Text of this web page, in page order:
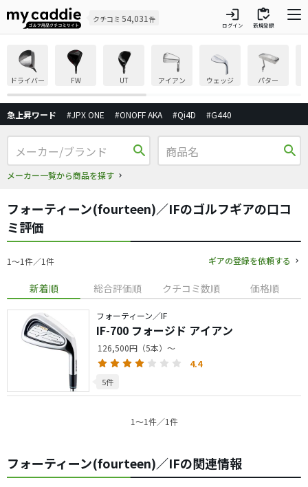
クチコミ 54,031 件 login
ログイン
inventory
新規登録
ドライバー FW UT アイアン ウェッジ パター
急上昇ワード #JPX ONE #ONOFF AKA #Qi4D #G440
search
メーカー一覧から商品を探す
search
フォーティーン(fourteen)／IFのゴルフギアの口コ
ミ評価
1〜1件／1件 ギアの登録を依頼する
新着順 総合評価順 クチコミ数順 価格順
フォーティーン／IF
IF-700 フォージド アイアン
126,500円（5本）～
4.4
5件
1〜1件／1件
フォーティーン(fourteen)／IFの関連情報